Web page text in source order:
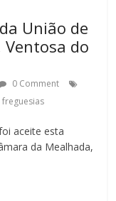
União de
Ventosa do
0 Comment
aceite esta
da Mealhada,